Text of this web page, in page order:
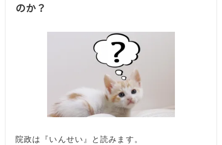
のか？
院政は『いんせい』と読みます。